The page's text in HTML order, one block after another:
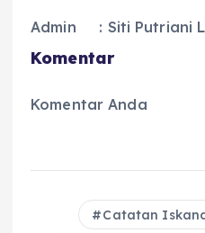
Admin : Siti Putriani
Komentar
Komentar Anda
Catatan